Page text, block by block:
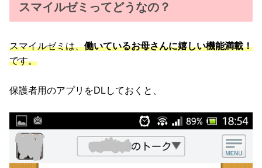
スマイルゼミってどうなの？
スマイルゼミは、働いているお母さんに嬉しい機能満載！
です。
保護者用のアプリをDLしておくと、